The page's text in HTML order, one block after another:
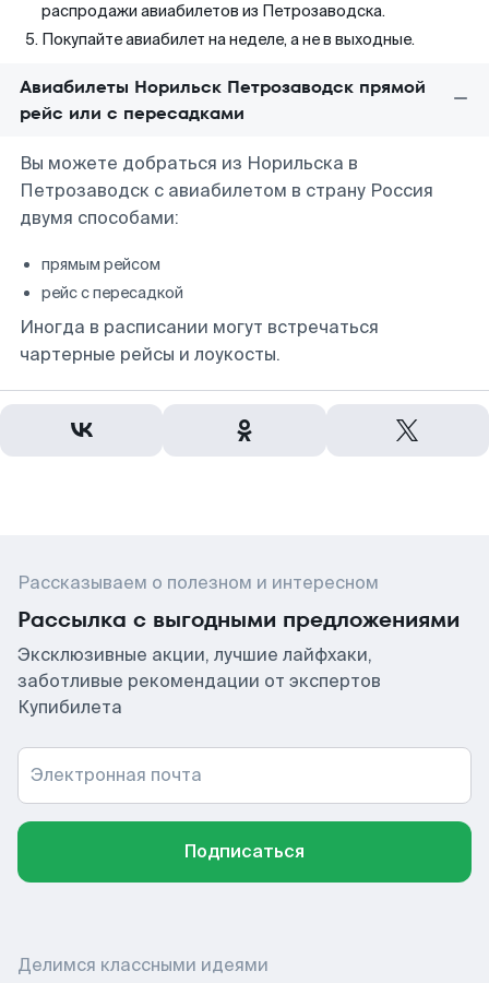
распродажи авиабилетов из Петрозаводска.
Покупайте авиабилет на неделе, а не в выходные.
Авиабилеты Норильск Петрозаводск прямой
рейс или с пересадками
Вы можете добраться из Норильска в
Петрозаводск с авиабилетом в страну Россия
двумя способами:
прямым рейсом
рейс с пересадкой
Иногда в расписании могут встречаться
чартерные рейсы и лоукосты.
Рассказываем о полезном и интересном
Рассылка с выгодными предложениями
Эксклюзивные акции, лучшие лайфхаки,
заботливые рекомендации от экспертов
Купибилета
Электронная почта
Подписаться
Делимся классными идеями